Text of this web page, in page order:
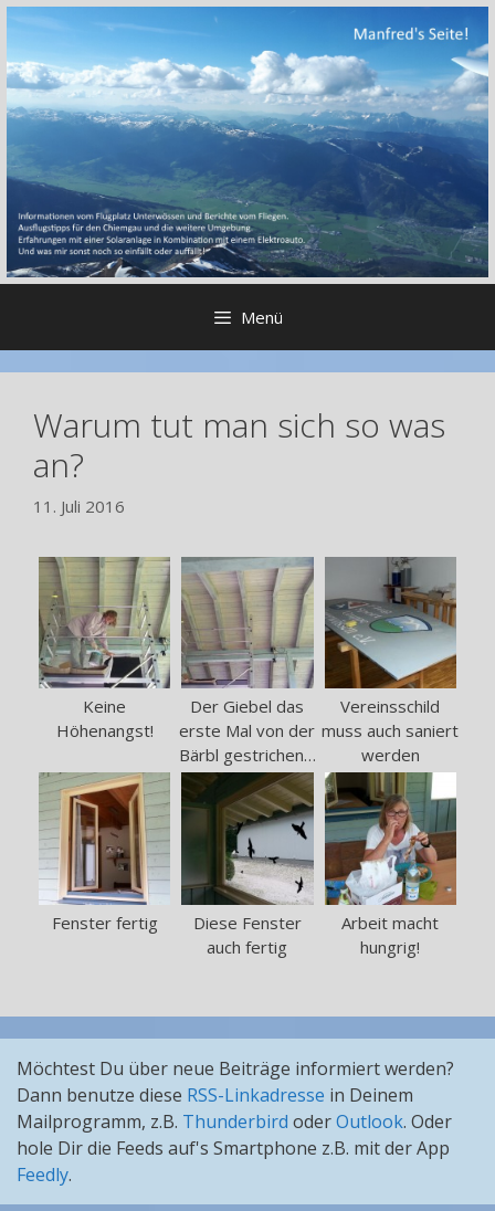
Zum
springen
Menü
Warum tut man sich so was
an?
11. Juli 2016
Keine
Höhenangst!
Der Giebel das
erste Mal von der
Bärbl gestrichen…
Vereinsschild
muss auch saniert
werden
Fenster fertig
Diese Fenster
auch fertig
Arbeit macht
hungrig!
Möchtest Du über neue Beiträge informiert werden?
Dann benutze diese RSS-Linkadresse in Deinem
Mailprogramm, z.B. Thunderbird oderOutlook. Oder
hole Dir die Feeds auf's Smartphone z.B. mit der App
Feedly.